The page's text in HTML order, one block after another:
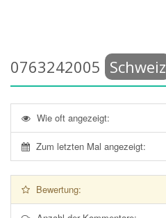
0763242005 Schweiz
Wie oft angezeigt:
Zum letzten Mal angezeigt:
Bewertung: